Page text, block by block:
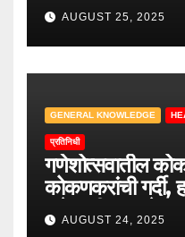
जीवंत इतिहास.
AUGUST 25, 2025
GENERAL KNOWLEDGE
प्रतिनिधी
गणेशोत्सवातील
कोकणकरांची
वाटेवरची आव्हाने
AUGUST 24, 2025